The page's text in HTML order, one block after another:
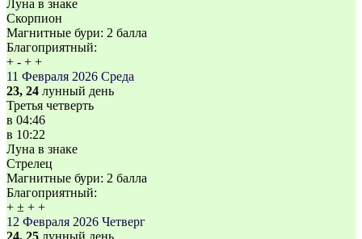
Луна в знаке
Скорпион
Магнитные бури: 2 балла
Благоприятный:
+ - + +
11 Февраля 2026 Среда
23, 24 лунный день
Третья четверть
в 04:46
в 10:22
Луна в знаке
Стрелец
Магнитные бури: 2 балла
Благоприятный:
+ ± + +
12 Февраля 2026 Четверг
24, 25 лунный день